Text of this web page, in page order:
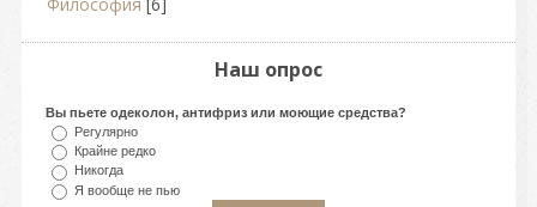
Наш опрос
Вы пьете одеколон, антифриз или моющие средства?
Регулярно
Крайне редко
Никогда
Я вообще не пью